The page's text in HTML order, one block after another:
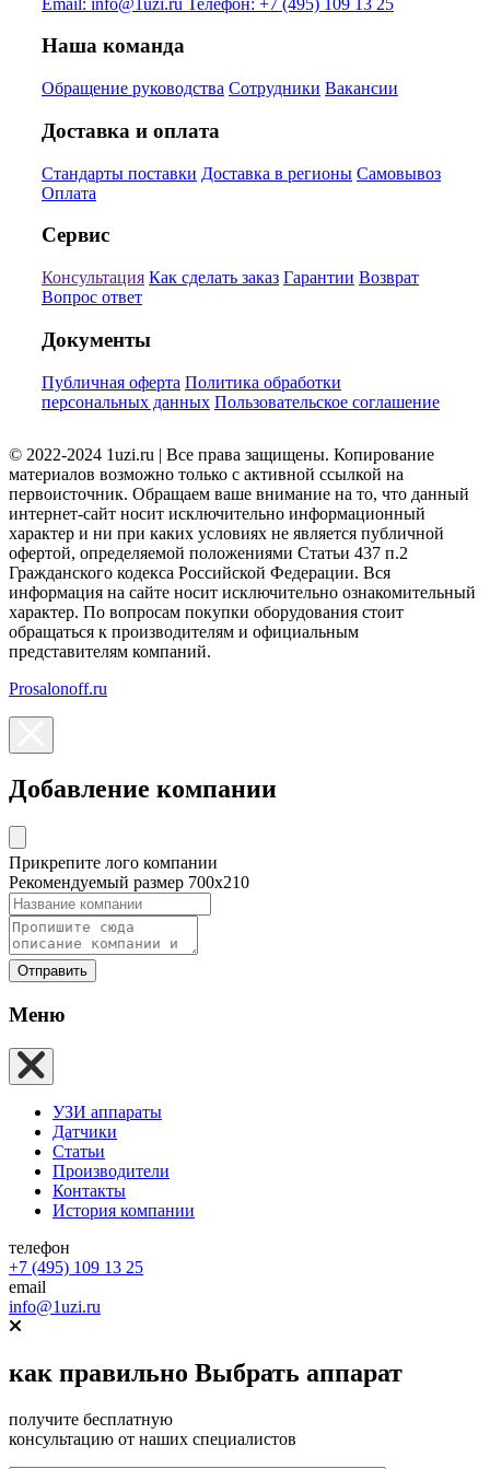
Наша команда
Обращение руководства Сотрудники Вакансии
Доставка и оплата
Стандарты поставки Доставка в регионы Самовывоз
Оплата
Сервис
Консультация Как сделать заказ Гарантии Возврат
Вопрос ответ
Документы
Публичная оферта Политика обработки
персональных данных Пользовательское соглашение
© 2022-2024 1uzi.ru | Все права защищены. Копирование
материалов возможно только с активной ссылкой на
первоисточник. Обращаем ваше внимание на то, что данный
интернет-сайт носит исключительно информационный
характер и ни при каких условиях не является публичной
офертой, определяемой положениями Статьи 437 п.2
Гражданского кодекса Российской Федерации. Вся
информация на сайте носит исключительно ознакомительный
характер. По вопросам покупки оборудования стоит
обращаться к производителям и официальным
представителям компаний.
Prosalonoff.ru
Добавление компании
Прикрепите лого компании
Рекомендуемый размер 700х210
Отправить
Меню
УЗИ аппараты
Датчики
Статьи
Производители
Контакты
История компании
телефон
+7 (495) 109 13 25
email
info@1uzi.ru
как правильно Выбрать аппарат
получите бесплатную
консультацию от наших специалистов